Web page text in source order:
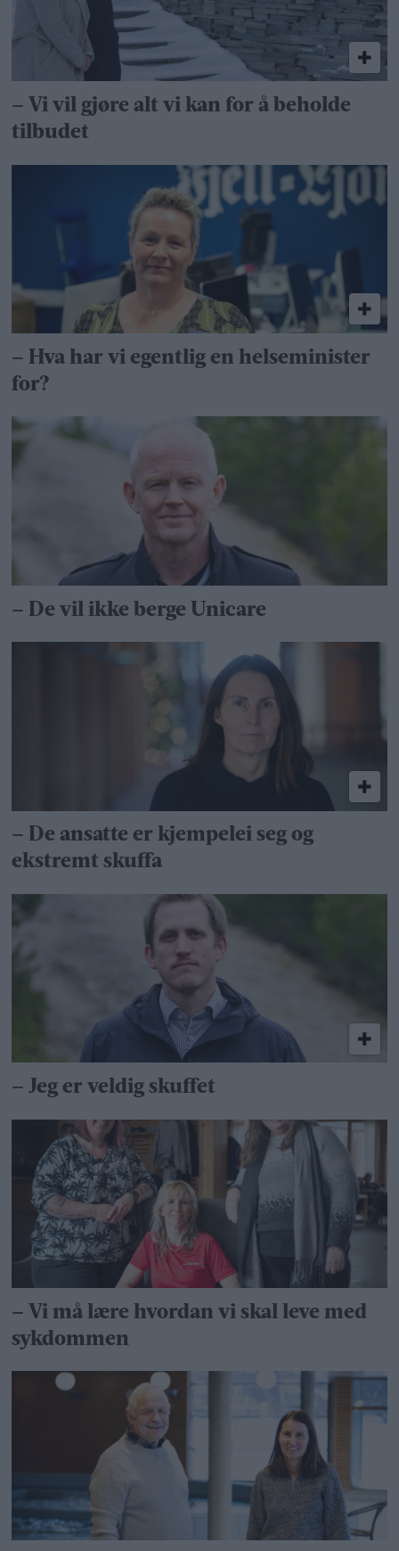
– Vi vil gjøre alt vi kan for å beholde
tilbudet
– Hva har vi egentlig en helseminister
for?
– De vil ikke berge Unicare
– De ansatte er kjempelei seg og
ekstremt skuffa
– Jeg er veldig skuffet
– Vi må lære hvordan vi skal leve med
sykdommen